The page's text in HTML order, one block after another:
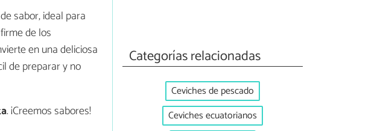
sabor, ideal para
de los
en una deliciosa
de preparar y no
. ¡Creemos sabores!
Categorías relacionadas
Ceviches de pescado
Ceviches ecuatorianos